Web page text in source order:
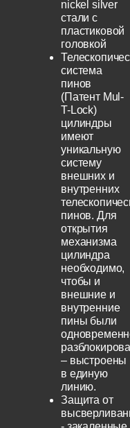
nickel silver
стали с
пластиковой
головкой
система
пинов
(Патент Mul-
T-Lock)
цилиндры
имеют
уникальную
систему
внешних и
внутренних
пинов. Для
открытия
механизма
цилиндра
необходимо,
чтобы и
внешние и
внутренние
пины были
– выстроены
в единую
линию.
Защита от